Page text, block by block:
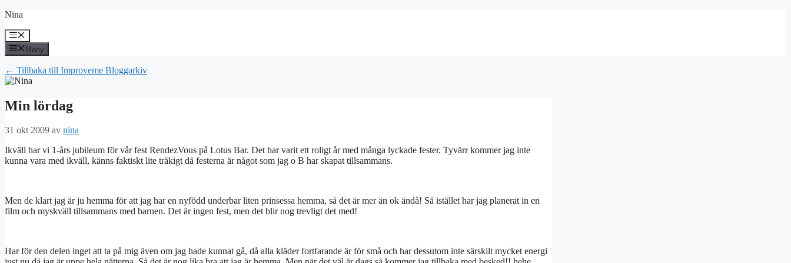
Hoppa
innehåll
Nina
Meny
Meny
← Tillbaka till Improveme Bloggarkiv
Min lördag
31 okt 2009 av nina
Ikväll har vi 1-års jubileum för vår fest RendezVous på Lotus Bar. Det har varit ett roligt år med många lyckade fester. Tyvärr kommer jag inte
kunna vara med ikväll, känns faktiskt lite tråkigt då festerna är något som jag o B har skapat tillsammans.
Men de klart jag är ju hemma för att jag har en nyfödd underbar liten prinsessa hemma, så det är mer än ok ändå! Så istället har jag planerat in en
film och myskväll tillsammans med barnen. Det är ingen fest, men det blir nog trevligt det med!
Har för den delen inget att ta på mig även om jag hade kunnat gå, då alla kläder fortfarande är för små och har dessutom inte särskilt mycket energi